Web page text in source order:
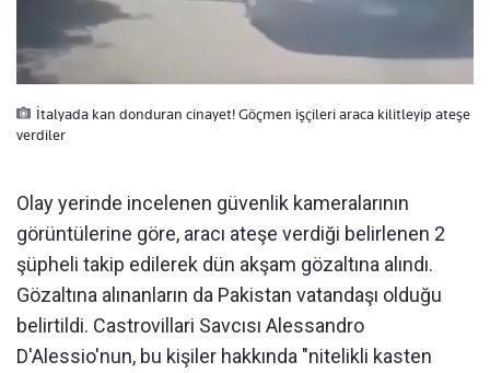
İtalyada kan donduran cinayet! Göçmen işçileri araca kilitleyip ateşe
verdiler
Olay yerinde incelenen güvenlik kameralarının
görüntülerine göre, aracı ateşe verdiği belirlenen 2
şüpheli takip edilerek dün akşam gözaltına alındı.
Gözaltına alınanların da Pakistan vatandaşı olduğu
belirtildi. Castrovillari Savcısı Alessandro
D'Alessio'nun, bu kişiler hakkında "nitelikli kasten